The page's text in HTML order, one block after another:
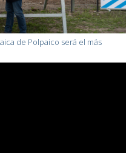
de Polpaico será el más